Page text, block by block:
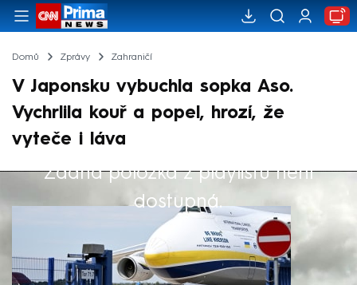
Domů Zprávy Zahraničí
V Japonsku vybuchla sopka Aso.
Vychrlila kouř a popel, hrozí, že
vyteče i láva
Žádná položka z playlistu není
dostupná.
Výběr redakce